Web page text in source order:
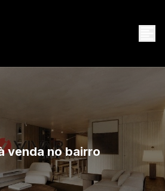
venda no bairro